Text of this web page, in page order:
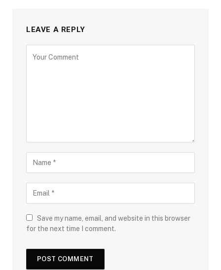
LEAVE A REPLY
Save my name, email, and website in this browser
for the next time I comment.